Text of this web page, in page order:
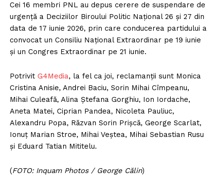
Cei 16 membri PNL au depus cerere de suspendare de
urgență a Deciziilor Biroului Politic Național 26 și 27 din
data de 17 iunie 2026, prin care conducerea partidului a
convocat un Consiliu Național Extraordinar pe 19 iunie
și un Congres Extraordinar pe 21 iunie.
Potrivit G4Media, la fel ca joi, reclamanții sunt Monica
Cristina Anisie, Andrei Baciu, Sorin Mihai Cîmpeanu,
Mihai Culeafă, Alina Ștefana Gorghiu, Ion Iordache,
Aneta Matei, Ciprian Pandea, Nicoleta Pauliuc,
Alexandru Popa, Răzvan Sorin Prișcă, George Scarlat,
Ionuț Marian Stroe, Mihai Veștea, Mihai Sebastian Rusu
și Eduard Tatian Mititelu.
(FOTO: Inquam Photos / George Călin)